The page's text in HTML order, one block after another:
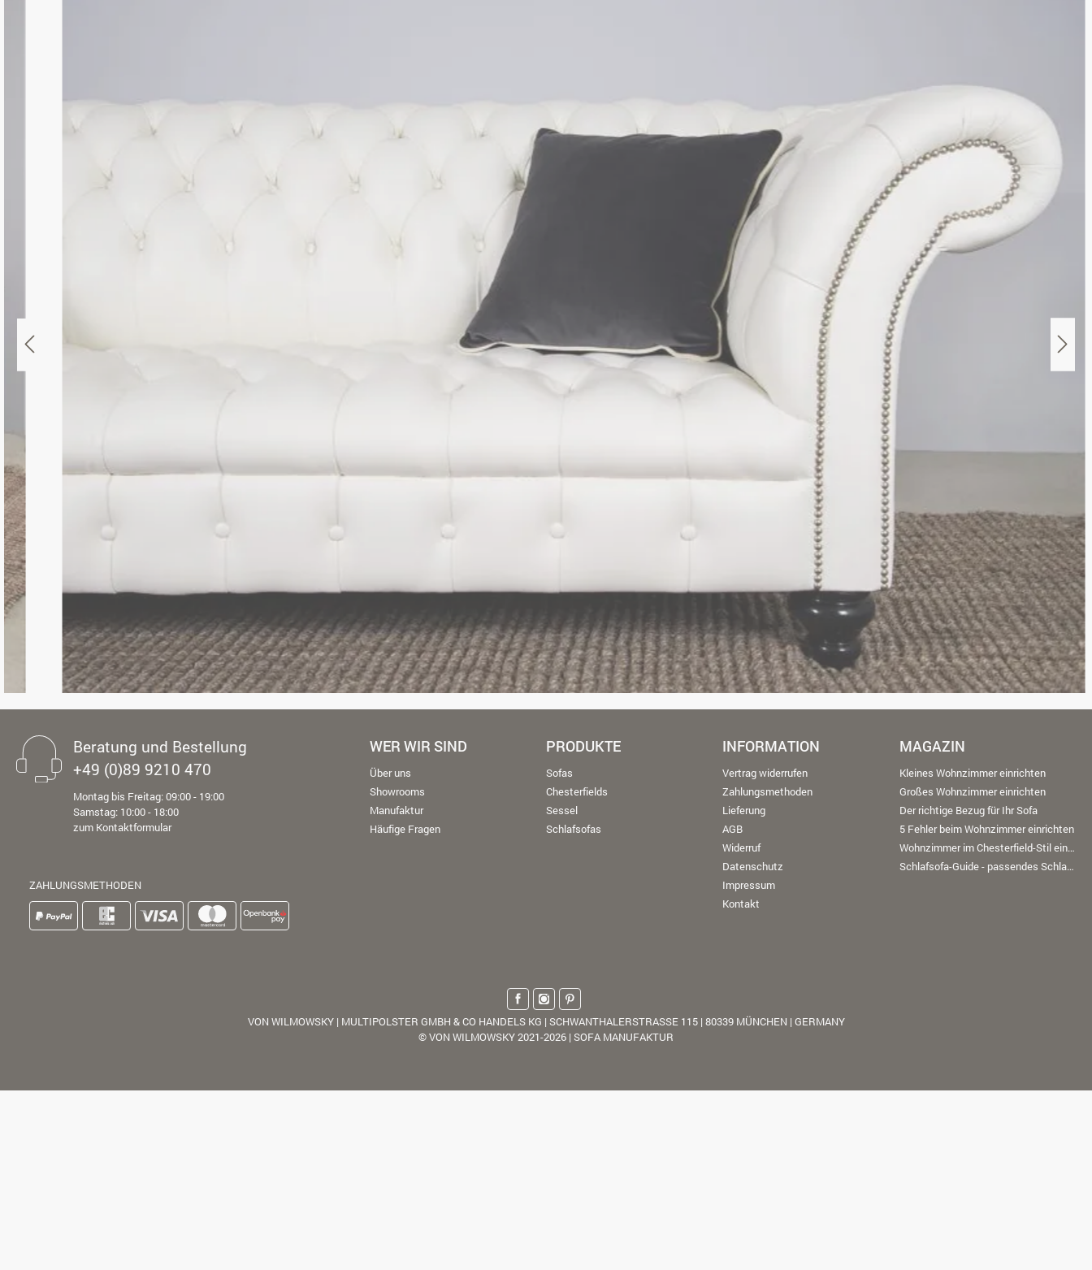
Beratung und Bestellung
+49 (0)89 9210 470
Montag bis Freitag: 09:00 - 19:00
Samstag: 10:00 - 18:00
zum Kontaktformular
ZAHLUNGSMETHODEN
WER WIR SIND
Über uns
Showrooms
Manufaktur
Häufige Fragen
PRODUKTE
Sofas
Chesterfields
Sessel
Schlafsofas
INFORMATION
Vertrag widerrufen
Zahlungsmethoden
Lieferung
AGB
Widerruf
Datenschutz
Impressum
Kontakt
MAGAZIN
Kleines Wohnzimmer einrichten
Großes Wohnzimmer einrichten
Der richtige Bezug für Ihr Sofa
5 Fehler beim Wohnzimmer einrichten
Wohnzimmer im Chesterfield-Stil einrichten
Schlafsofa-Guide - passendes Schlafsofa finden
VON WILMOWSKY | MULTIPOLSTER GMBH & CO HANDELS KG | SCHWANTHALERSTRASSE 115 | 80339 MÜNCHEN | GERMANY
© VON WILMOWSKY 2021-2026 | SOFA MANUFAKTUR